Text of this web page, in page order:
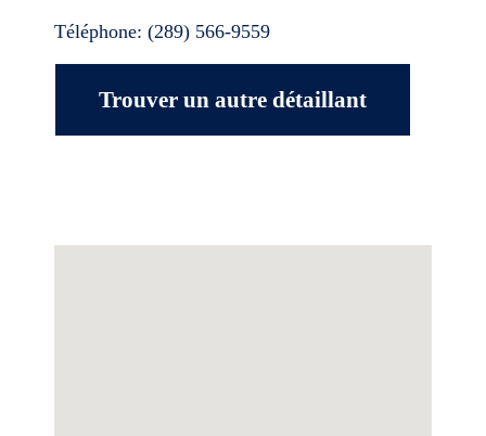
Téléphone: (289) 566-9559
Trouver un autre détaillant